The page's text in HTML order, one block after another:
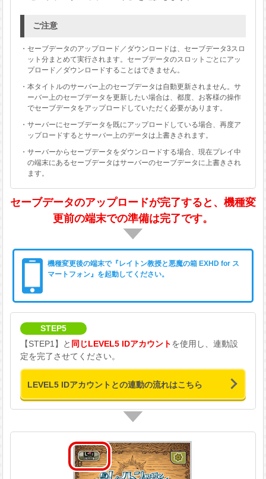
ご注意
・セーブデータのアップロード／ダウンロードは、セーブデータ3スロ
ット分まとめて実行されます。セーブデータのスロットごとにアッ
プロード／ダウンロードすることはできません。
・本タイトルのサーバー上のセーブデータは自動更新されません。サ
ーバー上のセーブデータを更新したい場合は、都度、お客様の操作
でセーブデータをアップロードしていただく必要があります。
・サーバーにセーブデータを既にアップロードしている場合、再度ア
ップロードするとサーバー上のデータは上書きされます。
・サーバーからセーブデータをダウンロードする場合、現在プレイ中
の端末にあるセーブデータはサーバーのセーブデータに上書きされ
ます。
セーブデータのアップロードが完了すると、 機種変
更前の端末での準備は完了です。
機種変更後の端末で『レイトン教授と悪魔の箱 EXHD for ス
マートフォン』を起動してください。
STEP5
【STEP1】と 同じLEVEL5 IDアカウントを使用し、連動設
定を完了させてください。
LEVEL5 IDアカウントとの連動の流れはこちら